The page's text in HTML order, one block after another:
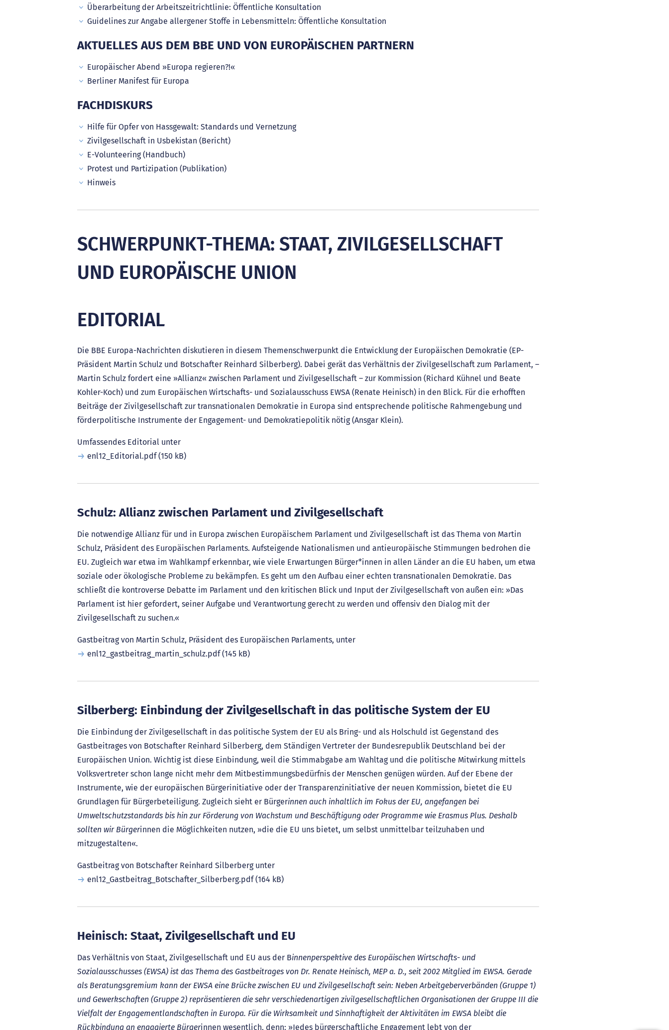
Überarbeitung der Arbeitszeitrichtlinie: Öffentliche Konsultation
Guidelines zur Angabe allergener Stoffe in Lebensmitteln: Öffentliche Konsultation
AKTUELLES AUS DEM BBE UND VON EUROPÄISCHEN PARTNERN
Europäischer Abend »Europa regieren?!«
Berliner Manifest für Europa
FACHDISKURS
Hilfe für Opfer von Hassgewalt: Standards und Vernetzung
Zivilgesellschaft in Usbekistan (Bericht)
E-Volunteering (Handbuch)
Protest und Partizipation (Publikation)
Hinweis
SCHWERPUNKT-THEMA: STAAT, ZIVILGESELLSCHAFT
UND EUROPÄISCHE UNION
EDITORIAL
Die BBE Europa-Nachrichten diskutieren in diesem Themenschwerpunkt die Entwicklung der Europäischen Demokratie (EP-
Präsident Martin Schulz und Botschafter Reinhard Silberberg). Dabei gerät das Verhältnis der Zivilgesellschaft zum Parlament, –
Martin Schulz fordert eine »Allianz« zwischen Parlament und Zivilgesellschaft – zur Kommission (Richard Kühnel und Beate
Kohler-Koch) und zum Europäischen Wirtschafts- und Sozialausschuss EWSA (Renate Heinisch) in den Blick. Für die erhofften
Beiträge der Zivilgesellschaft zur transnationalen Demokratie in Europa sind entsprechende politische Rahmengebung und
förderpolitische Instrumente der Engagement- und Demokratiepolitik nötig (Ansgar Klein).
Umfassendes Editorial unter
enl12_Editorial.pdf(150 kB)
Schulz: Allianz zwischen Parlament und Zivilgesellschaft
Die notwendige Allianz für und in Europa zwischen Europäischem Parlament und Zivilgesellschaft ist das Thema von Martin
Schulz, Präsident des Europäischen Parlaments. Aufsteigende Nationalismen und antieuropäische Stimmungen bedrohen die
EU. Zugleich war etwa im Wahlkampf erkennbar, wie viele Erwartungen Bürger*innen in allen Länder an die EU haben, um etwa
soziale oder ökologische Probleme zu bekämpfen. Es geht um den Aufbau einer echten transnationalen Demokratie. Das
schließt die kontroverse Debatte im Parlament und den kritischen Blick und Input der Zivilgesellschaft von außen ein: »Das
Parlament ist hier gefordert, seiner Aufgabe und Verantwortung gerecht zu werden und offensiv den Dialog mit der
Zivilgesellschaft zu suchen.«
Gastbeitrag von Martin Schulz, Präsident des Europäischen Parlaments, unter
enl12_gastbeitrag_martin_schulz.pdf(145 kB)
Silberberg: Einbindung der Zivilgesellschaft in das politische System der EU
Die Einbindung der Zivilgesellschaft in das politische System der EU als Bring- und als Holschuld ist Gegenstand des
Gastbeitrages von Botschafter Reinhard Silberberg, dem Ständigen Vertreter der Bundesrepublik Deutschland bei der
Europäischen Union. Wichtig ist diese Einbindung, weil die Stimmabgabe am Wahltag und die politische Mitwirkung mittels
Volksvertreter schon lange nicht mehr dem Mitbestimmungsbedürfnis der Menschen genügen würden. Auf der Ebene der
Instrumente, wie der europäischen Bürgerinitiative oder der Transparenzinitiative der neuen Kommission, bietet die EU
Grundlagen für Bürgerbeteiligung. Zugleich sieht er Bürgerinnen auch inhaltlich im Fokus der EU, angefangen bei
Umweltschutzstandards bis hin zur Förderung von Wachstum und Beschäftigung oder Programme wie Erasmus Plus. Deshalb
sollten wir Bürgerinnen die Möglichkeiten nutzen, »die die EU uns bietet, um selbst unmittelbar teilzuhaben und
mitzugestalten«.
Gastbeitrag von Botschafter Reinhard Silberberg unter
enl12_Gastbeitrag_Botschafter_Silberberg.pdf(164 kB)
Heinisch: Staat, Zivilgesellschaft und EU
Das Verhältnis von Staat, Zivilgesellschaft und EU aus der Binnenperspektive des Europäischen Wirtschafts- und
Sozialausschusses (EWSA) ist das Thema des Gastbeitrages von Dr. Renate Heinisch, MEP a. D., seit 2002 Mitglied im EWSA. Gerade
als Beratungsgremium kann der EWSA eine Brücke zwischen EU und Zivilgesellschaft sein: Neben Arbeitgeberverbänden (Gruppe 1)
und Gewerkschaften (Gruppe 2) repräsentieren die sehr verschiedenartigen zivilgesellschaftlichen Organisationen der Gruppe III die
Vielfalt der Engagementlandschaften in Europa. Für die Wirksamkeit und Sinnhaftigkeit der Aktivitäten im EWSA bleibt die
Rückbindung an engagierte Bürgerinnen wesentlich, denn: »Jedes bürgerschaftliche Engagement lebt von der